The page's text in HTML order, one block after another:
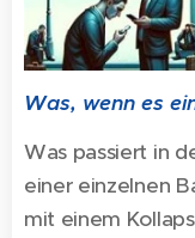
Was, wenn es
Was passiert in
einer einzelnen
mit einem